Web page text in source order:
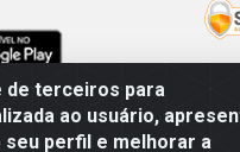
de terceiros para
ao usuário,
perfil e melhorar a
ATACADISTA LTDA - CNPJ: